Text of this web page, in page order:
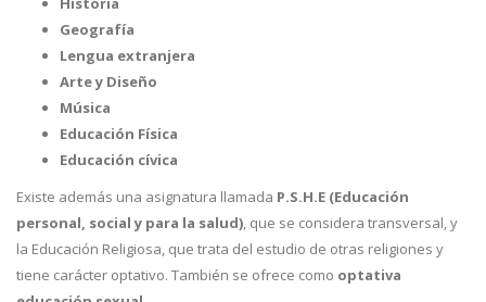
Geografía
Lengua extranjera
Arte y Diseño
Música
Educación Física
Educación cívica
Existe además una asignatura llamada P.S.H.E (Educación
personal, social y para la salud), que se considera transversal, y
la Educación Religiosa, que trata del estudio de otras religiones y
tiene carácter optativo. También se ofrece como optativa